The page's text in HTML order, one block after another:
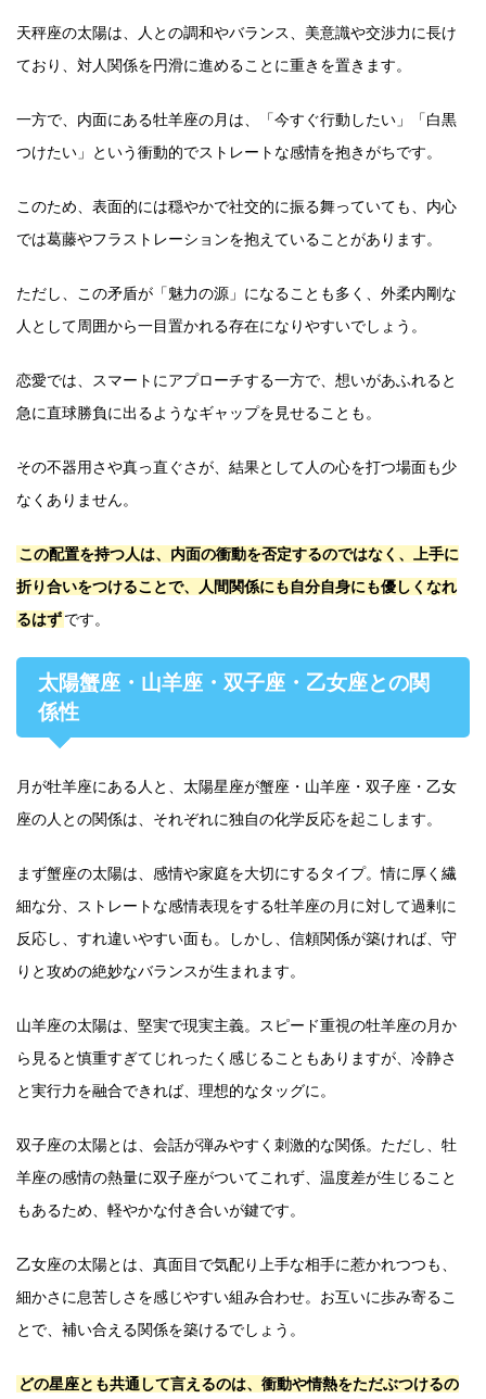
天秤座の太陽は、人との調和やバランス、美意識や交渉力に長け
ており、対人関係を円滑に進めることに重きを置きます。
一方で、内面にある牡羊座の月は、「今すぐ行動したい」「白黒
つけたい」という衝動的でストレートな感情を抱きがちです。
このため、表面的には穏やかで社交的に振る舞っていても、内心
では葛藤やフラストレーションを抱えていることがあります。
ただし、この矛盾が「魅力の源」になることも多く、外柔内剛な
人として周囲から一目置かれる存在になりやすいでしょう。
恋愛では、スマートにアプローチする一方で、想いがあふれると
急に直球勝負に出るようなギャップを見せることも。
その不器用さや真っ直ぐさが、結果として人の心を打つ場面も少
なくありません。
この配置を持つ人は、内面の衝動を否定するのではなく、上手に
折り合いをつけることで、人間関係にも自分自身にも優しくなれ
るはずです。
太陽蟹座・山羊座・双子座・乙女座との関
係性
月が牡羊座にある人と、太陽星座が蟹座・山羊座・双子座・乙女
座の人との関係は、それぞれに独自の化学反応を起こします。
まず蟹座の太陽は、感情や家庭を大切にするタイプ。情に厚く繊
細な分、ストレートな感情表現をする牡羊座の月に対して過剰に
反応し、すれ違いやすい面も。しかし、信頼関係が築ければ、守
りと攻めの絶妙なバランスが生まれます。
山羊座の太陽は、堅実で現実主義。スピード重視の牡羊座の月か
ら見ると慎重すぎてじれったく感じることもありますが、冷静さ
と実行力を融合できれば、理想的なタッグに。
双子座の太陽とは、会話が弾みやすく刺激的な関係。ただし、牡
羊座の感情の熱量に双子座がついてこれず、温度差が生じること
もあるため、軽やかな付き合いが鍵です。
乙女座の太陽とは、真面目で気配り上手な相手に惹かれつつも、
細かさに息苦しさを感じやすい組み合わせ。お互いに歩み寄るこ
とで、補い合える関係を築けるでしょう。
どの星座とも共通して言えるのは、衝動や情熱をただぶつけるの